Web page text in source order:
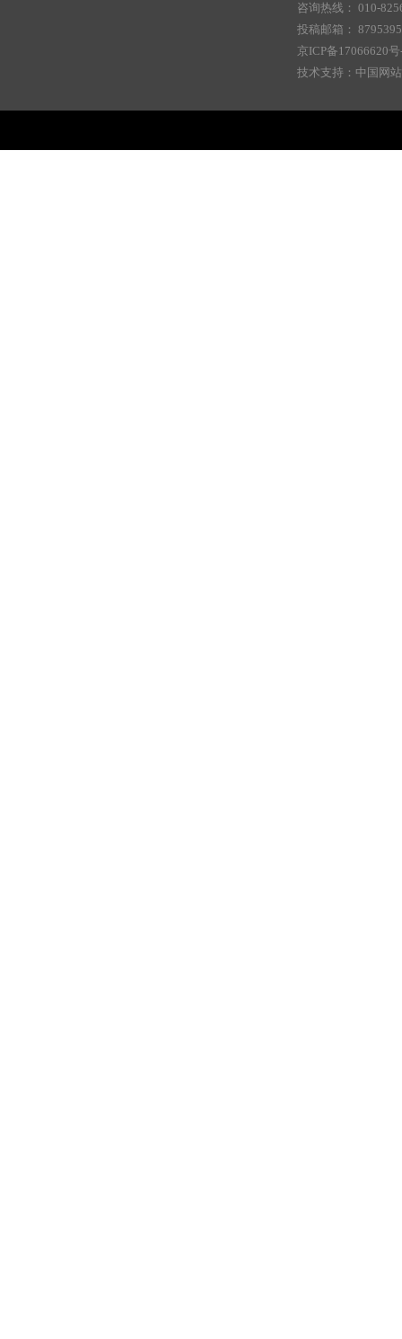
咨询热线： 010-
投稿邮箱：
京ICP备17066620
技术支持：中国网